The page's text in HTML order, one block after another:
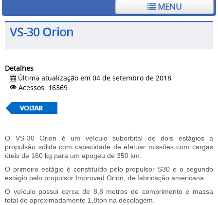
MENU
VS-30 Orion
Detalhes
Última atualização em 04 de setembro de 2018
Acessos: 16369
O VS-30 Orion é um veículo suborbital de dois estágios a
propulsão sólida com capacidade de efetuar missões com cargas
úteis de 160 kg para um apogeu de 350 km.
O primeiro estágio é constituído pelo propulsor S30 e o segundo
estágio pelo propulsor Improved Orion, de fabricação americana.
O veículo possui cerca de 8,8 metros de comprimento e massa
total de aproximadamente 1,8ton na decolagem.